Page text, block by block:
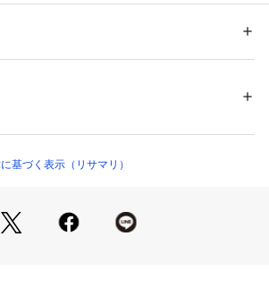
とで、ナチュラルな可愛らしさに。その
す。身生地には伸縮性のある素材を2段
ようなデザインに。動くたびにふんわり
感のある印象に仕上がりました。
のキャミソールなので、ブラジャーを着
用いただけます。身生地はすべりがよい
ステル・ポリウレタン
基づく表示（リサマリ）